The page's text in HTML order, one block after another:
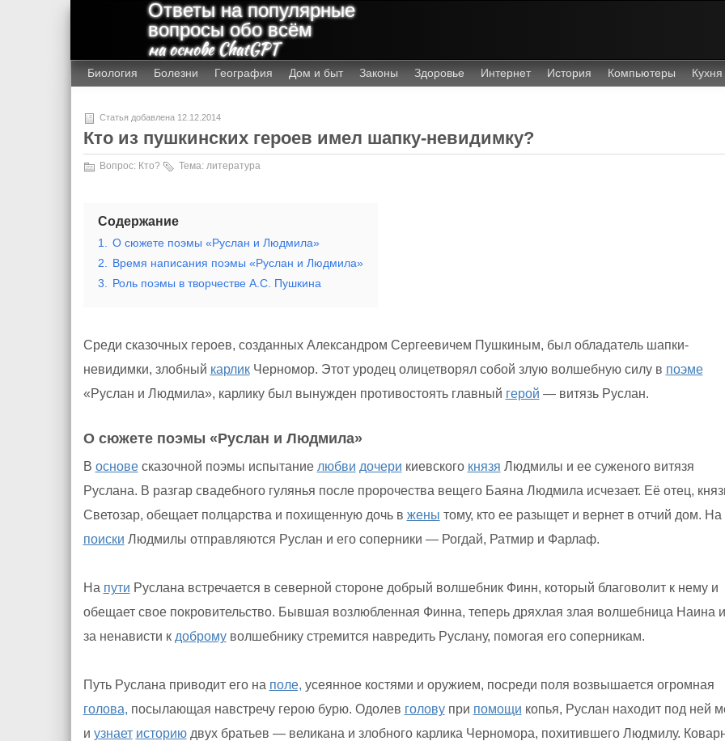
Ответы на популярные
вопросы обо всём
на основе ChatGPT
Биология Болезни География Дом и быт Законы Здоровье Интернет История Компьютеры Кухня
Статья добавлена 12.12.2014
Кто из пушкинских героев имел шапку-невидимку?
Вопрос: Кто? Тема: литература
Содержание
1.
О сюжете поэмы «Руслан и Людмила»
2.
Время написания поэмы «Руслан и Людмила»
3.
Роль поэмы в творчестве А.С. Пушкина
Среди сказочных героев, созданных Александром Сергеевичем Пушкиным, был обладатель шапки-
невидимки, злобный карликЧерномор. Этот уродец олицетворял собой злую волшебную силу в поэме
«Руслан и Людмила», карлику был вынужден противостоять главный герой — витязь Руслан.
О сюжете поэмы «Руслан и Людмила»
В основесказочной поэмы испытание любви дочери киевского князя Людмилы и ее суженого витязя
Руслана. В разгар свадебного гулянья после пророчества вещего Баяна Людмила исчезает. Её отец,
Светозар, обещает полцарства и похищенную дочь в жены тому, кто ее разыщет и вернет в отчий дом. На
поиски Людмилы отправляются Руслан и его соперники — Рогдай, Ратмир и Фарлаф.
На пути Руслана встречается в северной стороне добрый волшебник Финн, который благоволит к нему и
обещает свое покровительство. Бывшая возлюбленная Финна, теперь дряхлая злая волшебница Наина
за ненависти к добромуволшебнику стремится навредить Руслану, помогая его соперникам.
Путь Руслана приводит его на поле, усеянное костями и оружием, посреди поля возвышается огромная
голова, посылающая навстречу герою бурю. Одолев головупри помощи копья, Руслан находит под ней
и узнает историюдвух братьев — великана и злобного карлика Черномора, похитившего Людмилу.